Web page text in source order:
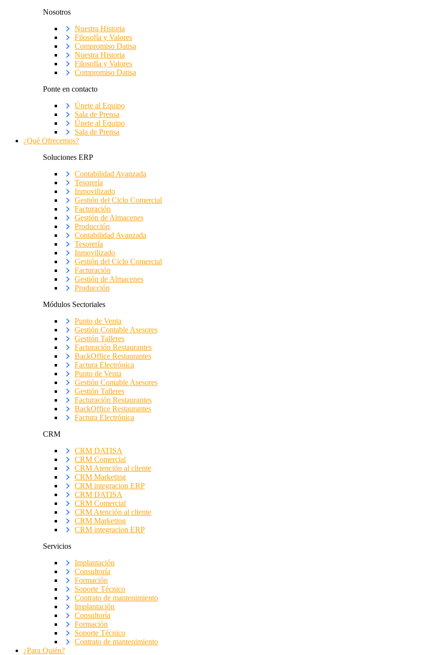
Nosotros
Nuestra Historia
Filosofía y Valores
Compromiso Datisa
Nuestra Historia
Filosofía y Valores
Compromiso Datisa
Ponte en contacto
Únete al Equipo
Sala de Prensa
Únete al Equipo
Sala de Prensa
¿Qué Ofrecemos?
Soluciones ERP
Contabilidad Avanzada
Tesorería
Inmovilizado
Gestión del Ciclo Comercial
Facturación
Gestión de Almacenes
Producción
Contabilidad Avanzada
Tesorería
Inmovilizado
Gestión del Ciclo Comercial
Facturación
Gestión de Almacenes
Producción
Módulos Sectoriales
Punto de Venta
Gestión Contable Asesores
Gestión Talleres
Facturación Restaurantes
BackOffice Restaurantes
Factura Electrónica
Punto de Venta
Gestión Contable Asesores
Gestión Talleres
Facturación Restaurantes
BackOffice Restaurantes
Factura Electrónica
CRM
CRM DATISA
CRM Comercial
CRM Atención al cliente
CRM Marketing
CRM integracion ERP
CRM DATISA
CRM Comercial
CRM Atención al cliente
CRM Marketing
CRM integracion ERP
Servicios
Implantación
Consultoría
Formación
Soporte Técnico
Contrato de mantenimiento
Implantación
Consultoría
Formación
Soporte Técnico
Contrato de mantenimiento
¿Para Quién?